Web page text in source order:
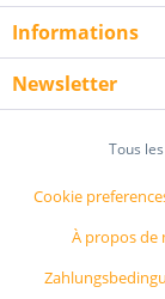
Informations
Newsletter
Tous
Cookie
À propos de